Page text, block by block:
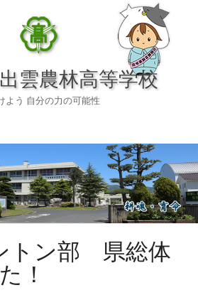
雲農林高等学校
よう 自分の力の可能性
トン部 県総体
！